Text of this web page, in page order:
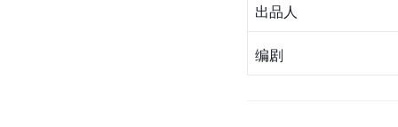
出品人
编剧